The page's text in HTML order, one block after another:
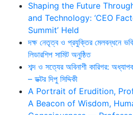
Shaping the Future
and Technology: ‘CEO
Summit’ Held
দক্ষ নেতৃত্ব ও প্রযুক্তির মেলবন্ধনে
লিডারশিপ সামিট অনুষ্ঠিত
শব্দ ও সত্যের অবিনাশী কারিগর:
– ডক্টর দিপু সিদ্দিকী
A Portrait of Erudition,
A Beacon of Wisdom,